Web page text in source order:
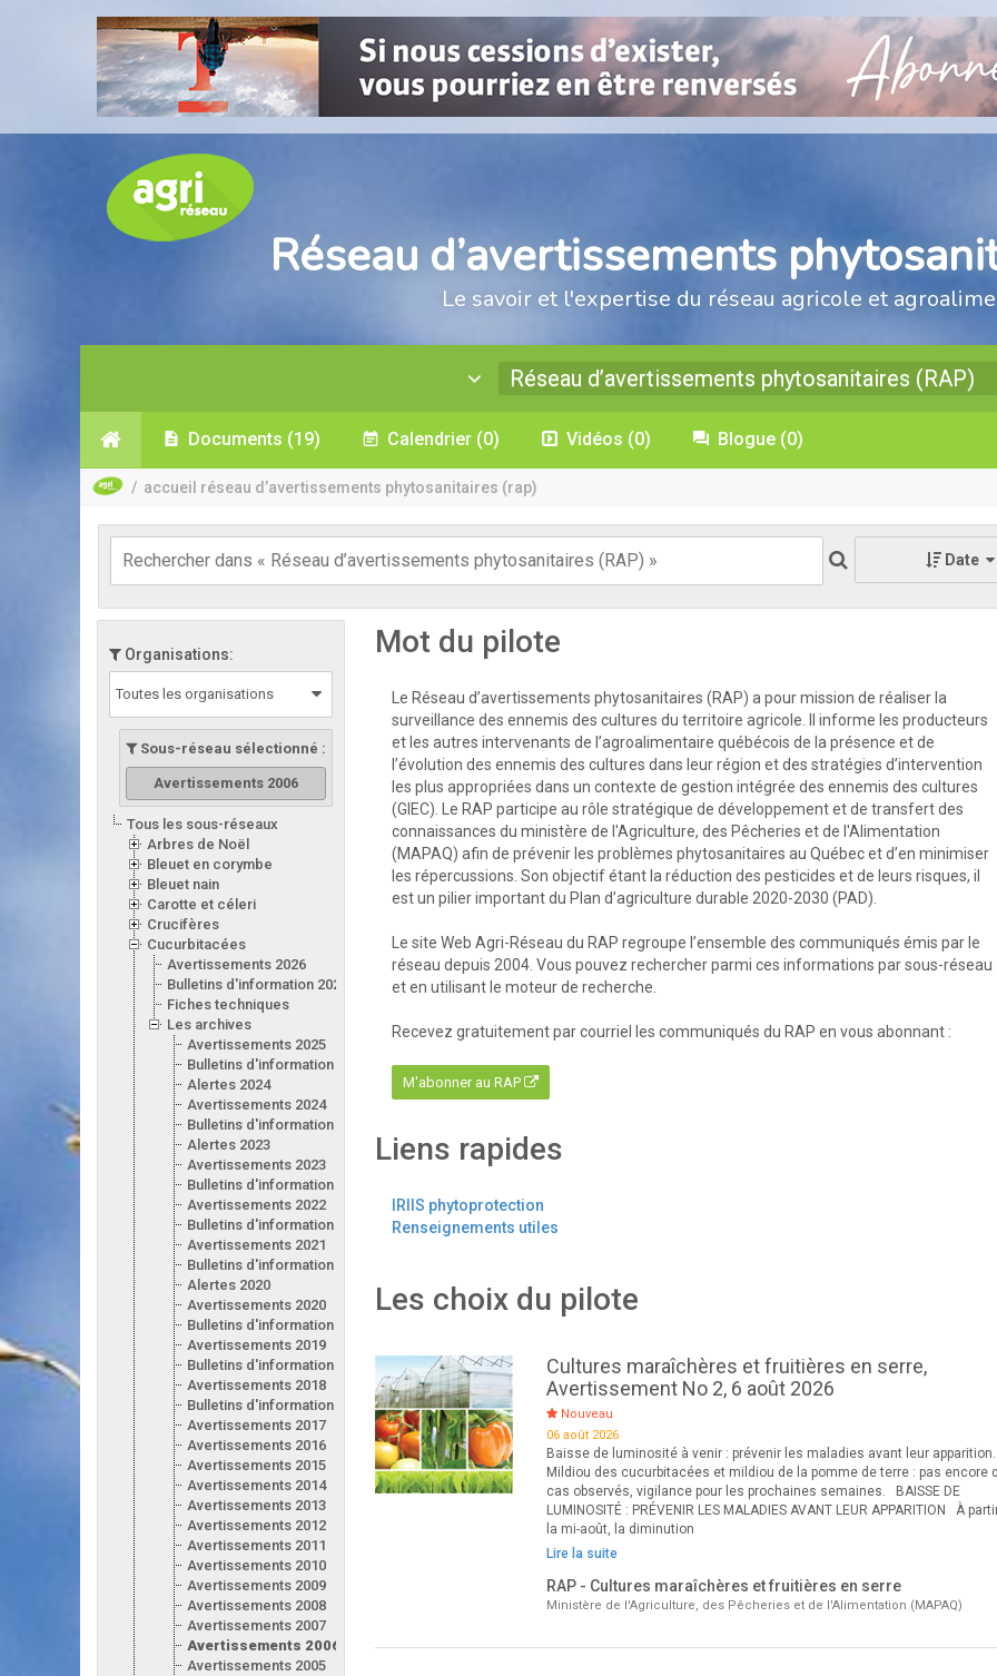
Réseau d’avertissements
Le savoir et l'expertise du réseau agricole et
Réseau d’avertissements phytosanitaires (RAP)
Documents (19) Calendrier (0) Vidéos (0) Blogue (0)
/ accueil réseau d’avertissements phytosanitaires (rap)
Date
Organisations:
Toutes les organisations
Sous-réseau sélectionné :
Avertissements 2006
Tous les sous-réseaux
Arbres de Noël
Bleuet en corymbe
Bleuet nain
Carotte et céleri
Crucifères
Cucurbitacées
Avertissements 2026
Bulletins d'information 2026
Fiches techniques
Les archives
Avertissements 2025
Bulletins d'information 2025
Alertes 2024
Avertissements 2024
Bulletins d'information 2024
Alertes 2023
Avertissements 2023
Bulletins d'information 2023
Avertissements 2022
Bulletins d'information 2022
Avertissements 2021
Bulletins d'information 2021
Alertes 2020
Avertissements 2020
Bulletins d'information 2020
Avertissements 2019
Bulletins d'information 2019
Avertissements 2018
Bulletins d'information 2018
Avertissements 2017
Avertissements 2016
Avertissements 2015
Avertissements 2014
Avertissements 2013
Avertissements 2012
Avertissements 2011
Avertissements 2010
Avertissements 2009
Avertissements 2008
Avertissements 2007
Avertissements 2006
Avertissements 2005
Mot du pilote
Le Réseau d’avertissements phytosanitaires (RAP) a pour mission de réaliser la
surveillance des ennemis des cultures du territoire agricole. Il informe les producteurs
et les autres intervenants de l’agroalimentaire québécois de la présence et de
l’évolution des ennemis des cultures dans leur région et des stratégies d’intervention
les plus appropriées dans un contexte de gestion intégrée des ennemis des cultures
(GIEC). Le RAP participe au rôle stratégique de développement et de transfert des
connaissances du ministère de l'Agriculture, des Pêcheries et de l'Alimentation
(MAPAQ) afin de prévenir les problèmes phytosanitaires au Québec et d’en minimiser
les répercussions. Son objectif étant la réduction des pesticides et de leurs risques, il
est un pilier important du Plan d’agriculture durable 2020-2030 (PAD).
Le site Web Agri-Réseau du RAP regroupe l’ensemble des communiqués émis par le
réseau depuis 2004. Vous pouvez rechercher parmi ces informations par sous-réseau
et en utilisant le moteur de recherche.
Recevez gratuitement par courriel les communiqués du RAP en vous abonnant :
M'abonner au RAP
Liens rapides
IRIIS phytoprotection
Renseignements utiles
Les choix du pilote
Cultures maraîchères et fruitières en serre,
Avertissement No 2, 6 août 2026
Nouveau
06 août 2026
Baisse de luminosité à venir : prévenir les maladies avant leur apparition.
Mildiou des cucurbitacées et mildiou de la pomme de terre : pas encore
cas observés, vigilance pour les prochaines semaines. BAISSE DE
LUMINOSITÉ : PRÉVENIR LES MALADIES AVANT LEUR APPARITION À
la mi-août, la diminution
Lire la suite
RAP - Cultures maraîchères et fruitières en serre
Ministère de l'Agriculture, des Pêcheries et de l'Alimentation (MAPAQ)